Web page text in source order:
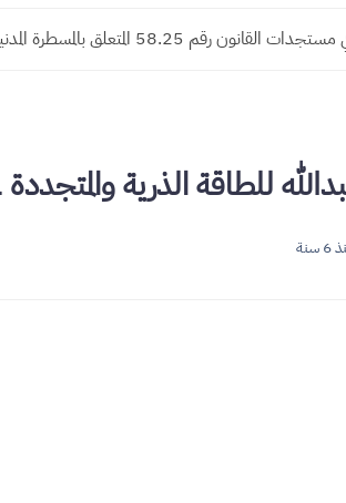
القانون رقم 58.25 المتعلق بالمسطرة المدنية
للطاقة الذرية والمتجددة 1431 هـ
سنة